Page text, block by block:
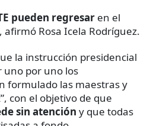
pueden regresar en el
Rosa Icela Rodríguez.
la instrucción presidencial
uno por uno los
formulado las maestras y
con el objetivo de que
sin atención y que todas